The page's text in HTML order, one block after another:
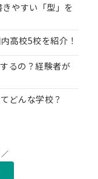
やすい「型」を
高校5校を紹介！
るの？経験者が
どんな学校？